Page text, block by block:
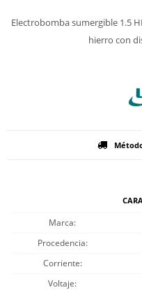
Electrobomba sumergible 1.5
hierro con
Marca
Procedencia
Corriente
Voltaje